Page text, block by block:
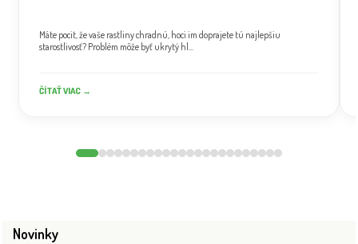
Máte pocit, že vaše rastliny chradnú, hoci im doprajete tú najlepšiu
starostlivosť? Problém môže byť ukrytý hl...
ČÍTAŤ VIAC →
Novinky